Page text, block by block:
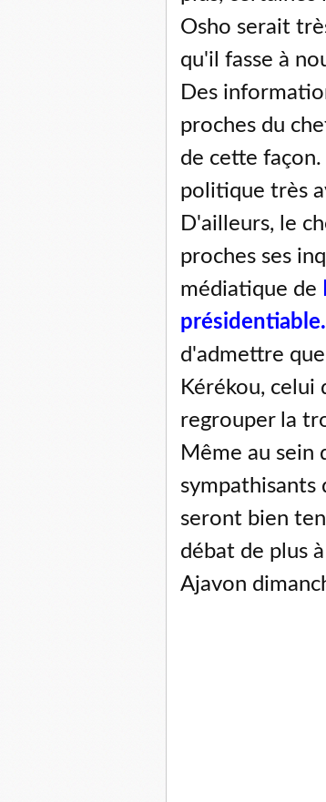
Osho serait
qu'il fasse à
Des
proches du
de cette
politique très
D'ailleurs, le
proches ses
médiatique de
présidentiable.
d'admettre
Kérékou, celui
regrouper la
Même au sein
sympathisants
seront bien
débat de plus
Ajavon